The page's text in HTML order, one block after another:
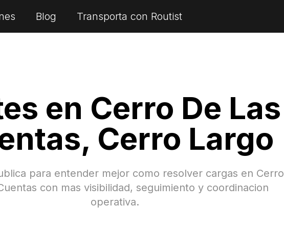
Blog Transporta con Routist
en Cerro De Las
, Cerro Largo
para entender mejor como resolver cargas en Cerro
con mas visibilidad, seguimiento y coordinacion
operativa.